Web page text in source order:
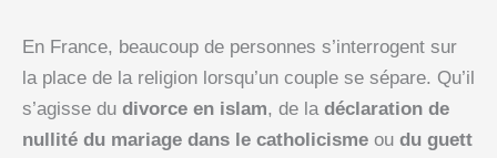
En France, beaucoup de personnes s’interrogent sur
la place de la religion lorsqu’un couple se sépare. Qu’il
s’agisse du divorce en islam, de la déclaration de
nullité du mariage dans le catholicisme ou du guett